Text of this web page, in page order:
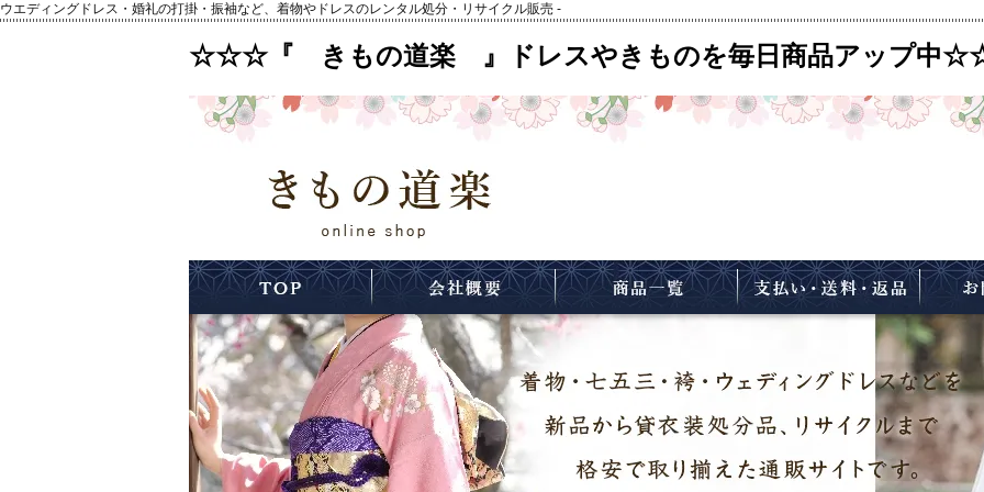
ウエディングドレス・婚礼の打掛・振袖など、着物やドレスのレンタル処分・リサイクル販売 -
☆☆☆『 きもの道楽 』ドレスやきものを毎日商品アップ中